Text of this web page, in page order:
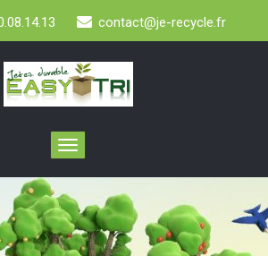
contact@je-recycle.fr
Toggle
navigation